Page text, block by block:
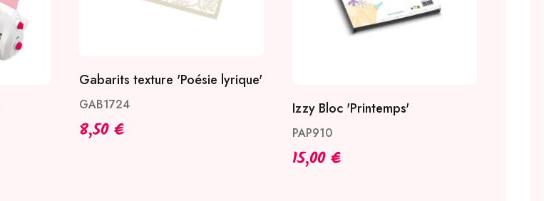
Gabarits texture 'Poésie lyrique'
GAB1724
8,50 €
Izzy Bloc 'Printemps'
PAP910
15,00 €